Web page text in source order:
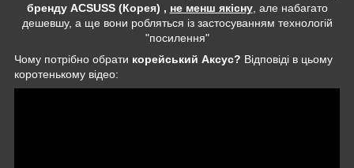
бренду ACSUSS (Корея) , не менш якісну, але набагато
дешевшу, а ще вони робляться із застосуванням технологій
"посилення"
Чому потрібно обрати корейський Аксус? Відповіді в цьому
коротенькому відео: